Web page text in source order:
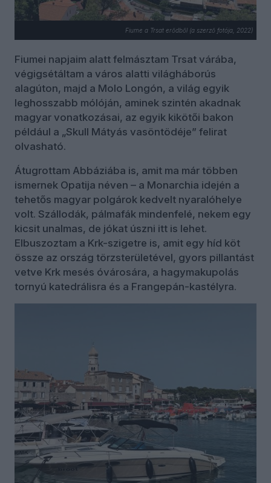
Fiume a Trsat erődből (a szerző fotója, 2022)
Fiumei napjaim alatt felmásztam Trsat várába,
végigsétáltam a város alatti világháborús
alagúton, majd a Molo Longón, a világ egyik
leghosszabb mólóján, aminek szintén akadnak
magyar vonatkozásai, az egyik kikötői bakon
például a „Skull Mátyás vasöntödéje” felirat
olvasható.
Átugrottam Abbáziába is, amit ma már többen
ismernek Opatija néven – a Monarchia idején a
tehetős magyar polgárok kedvelt nyaralóhelye
volt. Szállodák, pálmafák mindenfelé, nekem egy
kicsit unalmas, de jókat úszni itt is lehet.
Elbuszoztam a Krk-szigetre is, amit egy híd köt
össze az ország törzsterületével, gyors pillantást
vetve Krk mesés óvárosára, a hagymakupolás
tornyú katedrálisra és a Frangepán-kastélyra.